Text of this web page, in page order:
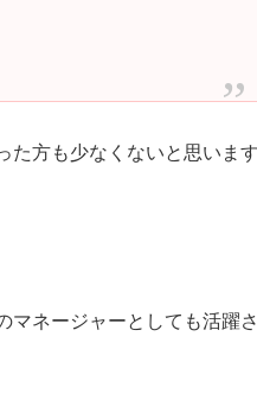
た方も少なくないと思います
マネージャーとしても活躍さ